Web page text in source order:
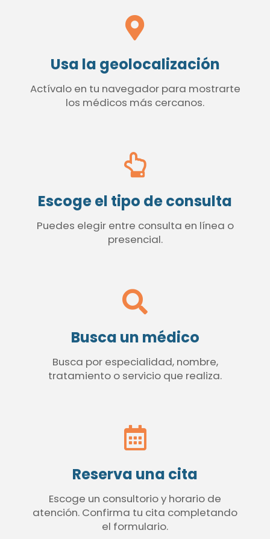
Usa la geolocalización
Actívalo en tu navegador para mostrarte
los médicos más cercanos.
Escoge el tipo de consulta
Puedes elegir entre consulta en línea o
presencial.
Busca un médico
Busca por especialidad, nombre,
tratamiento o servicio que realiza.
Reserva una cita
Escoge un consultorio y horario de
atención. Confirma tu cita completando
el formulario.